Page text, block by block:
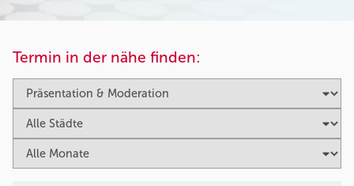
Termin in der nähe finden: